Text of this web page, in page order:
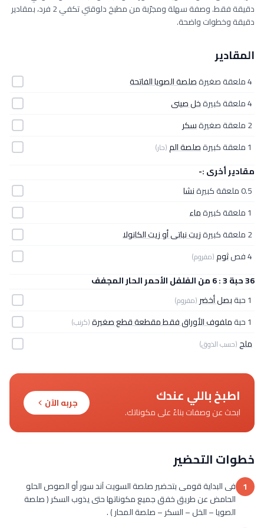
دقيقة فقط. وصفة سهلة ومجرّبة من مطبخ دلوقتي تكفي 2 فرد، بمقادير
دقيقة وخطوات واضحة.
المقادير
4 ملعقة صغيرة
صلصة الصويا الفاتحة
4 ملعقة كبيرة
خل صينى
2 ملعقة صغيرة
سكر
1 ملعقة كبيرة
صلصة الم(حار)
مقادير أخرى :-
0.5 ملعقة كبيرة
نشا
1 ملعقة كبيرة
ماء
2 ملعقة كبيرة
زيت نباتى أو زيت الكانولا
4 فص
ثوم(مفروم)
36 حبة 3 : 6 من الفلفل الأحمر الحار المجفف
1 حبة
بصل أخضر (مفروم)
1 حبة ملفوف الأوراق فقط مقطعة قطع صغيرة(كرنب)
ملح(حسب الذوق)
اطبخ باللي عندك
ابحث عن وصفات بناءً على مكوناتك.
جربه الآن
خطوات التحضير
1 فى البداية قومى بتحضير صلصة السويت آند سور أو الصوص الحلو
الحامض عن طريق خفق جميع مكوناتها حتى يذوب السكر ( صلصة
الصويا – الخل – السكر – صلصة المحار ) .